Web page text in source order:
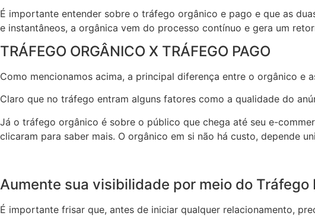
É importante entender sobre o tráfego orgânico e pago e que as
e instantâneos, a orgânica vem do processo contínuo e gera um
TRÁFEGO ORGÂNICO X TRÁFEGO PAGO
Como mencionamos acima, a principal diferença entre o orgânico e
Claro que no tráfego entram alguns fatores como a qualidade do
Já o tráfego orgânico é sobre o público que chega até seu e-
clicaram para saber mais. O orgânico em si não há custo, depende
Aumente sua visibilidade por meio do Tráfego
É importante frisar que, antes de iniciar qualquer relacionamento,